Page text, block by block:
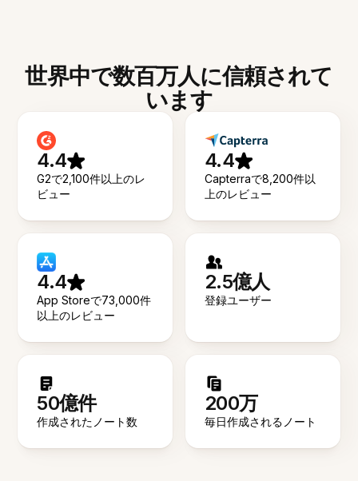
世界中で数百万人に信頼されて
います
4.4
G2で2,100件以上のレ
ビュー
4.4
Capterraで8,200件以
上のレビュー
4.4
App Storeで73,000件
以上のレビュー
2.5億人
登録ユーザー
50億件
作成されたノート数
200万
毎日作成されるノート